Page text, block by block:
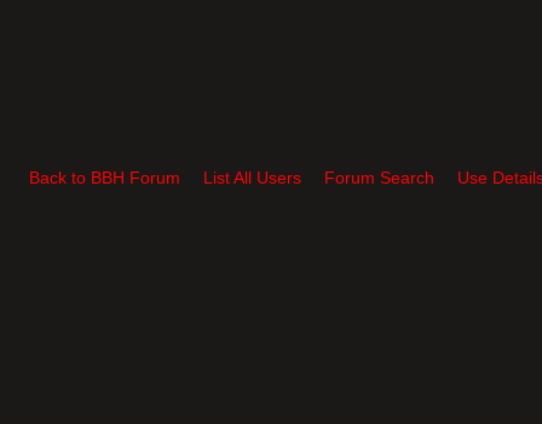
Back to BBH Forum List All Users Forum Search Use